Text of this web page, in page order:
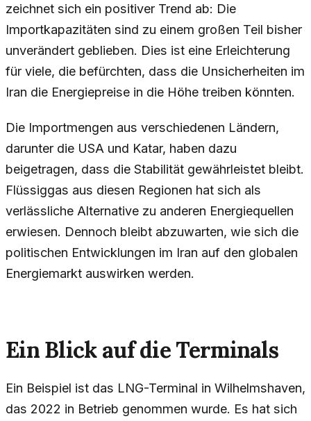
zeichnet sich ein positiver Trend ab: Die
Importkapazitäten sind zu einem großen Teil bisher
unverändert geblieben. Dies ist eine Erleichterung
für viele, die befürchten, dass die Unsicherheiten im
Iran die Energiepreise in die Höhe treiben könnten.
Die Importmengen aus verschiedenen Ländern,
darunter die USA und Katar, haben dazu
beigetragen, dass die Stabilität gewährleistet bleibt.
Flüssiggas aus diesen Regionen hat sich als
verlässliche Alternative zu anderen Energiequellen
erwiesen. Dennoch bleibt abzuwarten, wie sich die
politischen Entwicklungen im Iran auf den globalen
Energiemarkt auswirken werden.
Ein Blick auf die Terminals
Ein Beispiel ist das LNG-Terminal in Wilhelmshaven,
das 2022 in Betrieb genommen wurde. Es hat sich